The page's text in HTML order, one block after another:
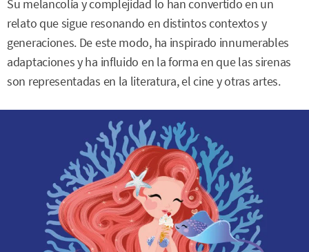
Su melancolía y complejidad lo han convertido en un
relato que sigue resonando en distintos contextos y
generaciones. De este modo, ha inspirado innumerables
adaptaciones y ha influido en la forma en que las sirenas
son representadas en la literatura, el cine y otras artes.